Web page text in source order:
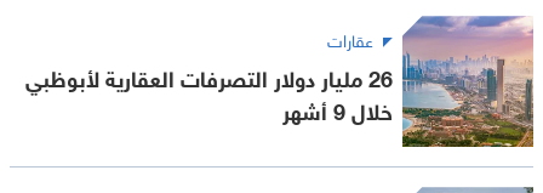
عقارات
26 مليار دولار التصرفات العقارية لأبوظبي
خلال 9 أشهر